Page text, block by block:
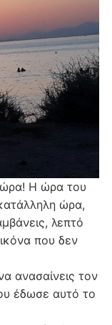
ώρα! Η ώρα του
ώρα,
λεπτό
που δεν
ανασαίνεις τον
έδωσε αυτό το